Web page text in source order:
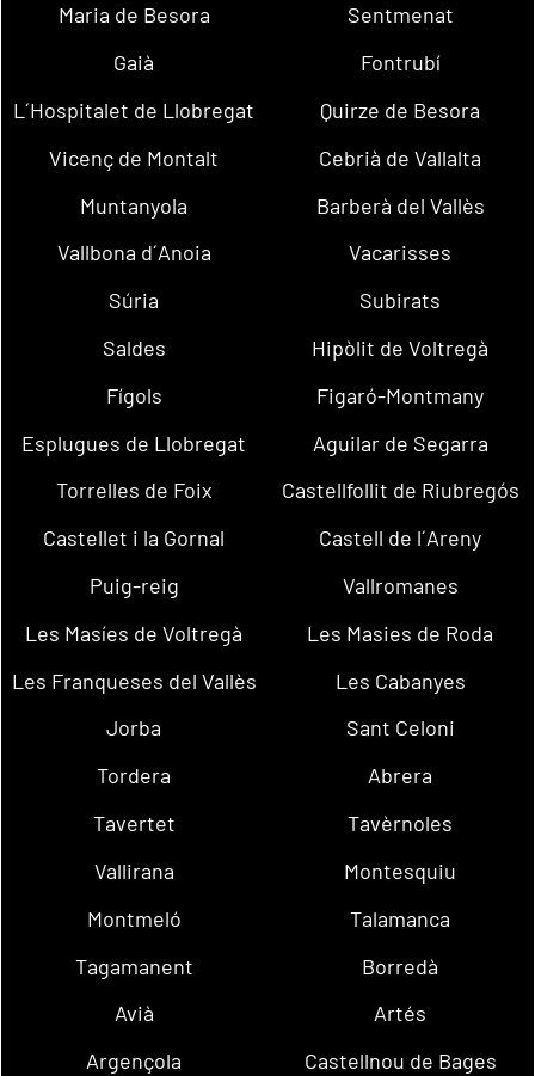
Maria de Besora
Sentmenat
Gaià
Fontrubí
L´Hospitalet de Llobregat
Quirze de Besora
Vicenç de Montalt
Cebrià de Vallalta
Muntanyola
Barberà del Vallès
Vallbona d´Anoia
Vacarisses
Súria
Subirats
Saldes
Hipòlit de Voltregà
Fígols
Figaró-Montmany
Esplugues de Llobregat
Aguilar de Segarra
Torrelles de Foix
Castellfollit de Riubregós
Castellet i la Gornal
Castell de l´Areny
Puig-reig
Vallromanes
Les Masíes de Voltregà
Les Masies de Roda
Les Franqueses del Vallès
Les Cabanyes
Jorba
Sant Celoni
Tordera
Abrera
Tavertet
Tavèrnoles
Vallirana
Montesquiu
Montmeló
Talamanca
Tagamanent
Borredà
Avià
Artés
Argençola
Castellnou de Bages